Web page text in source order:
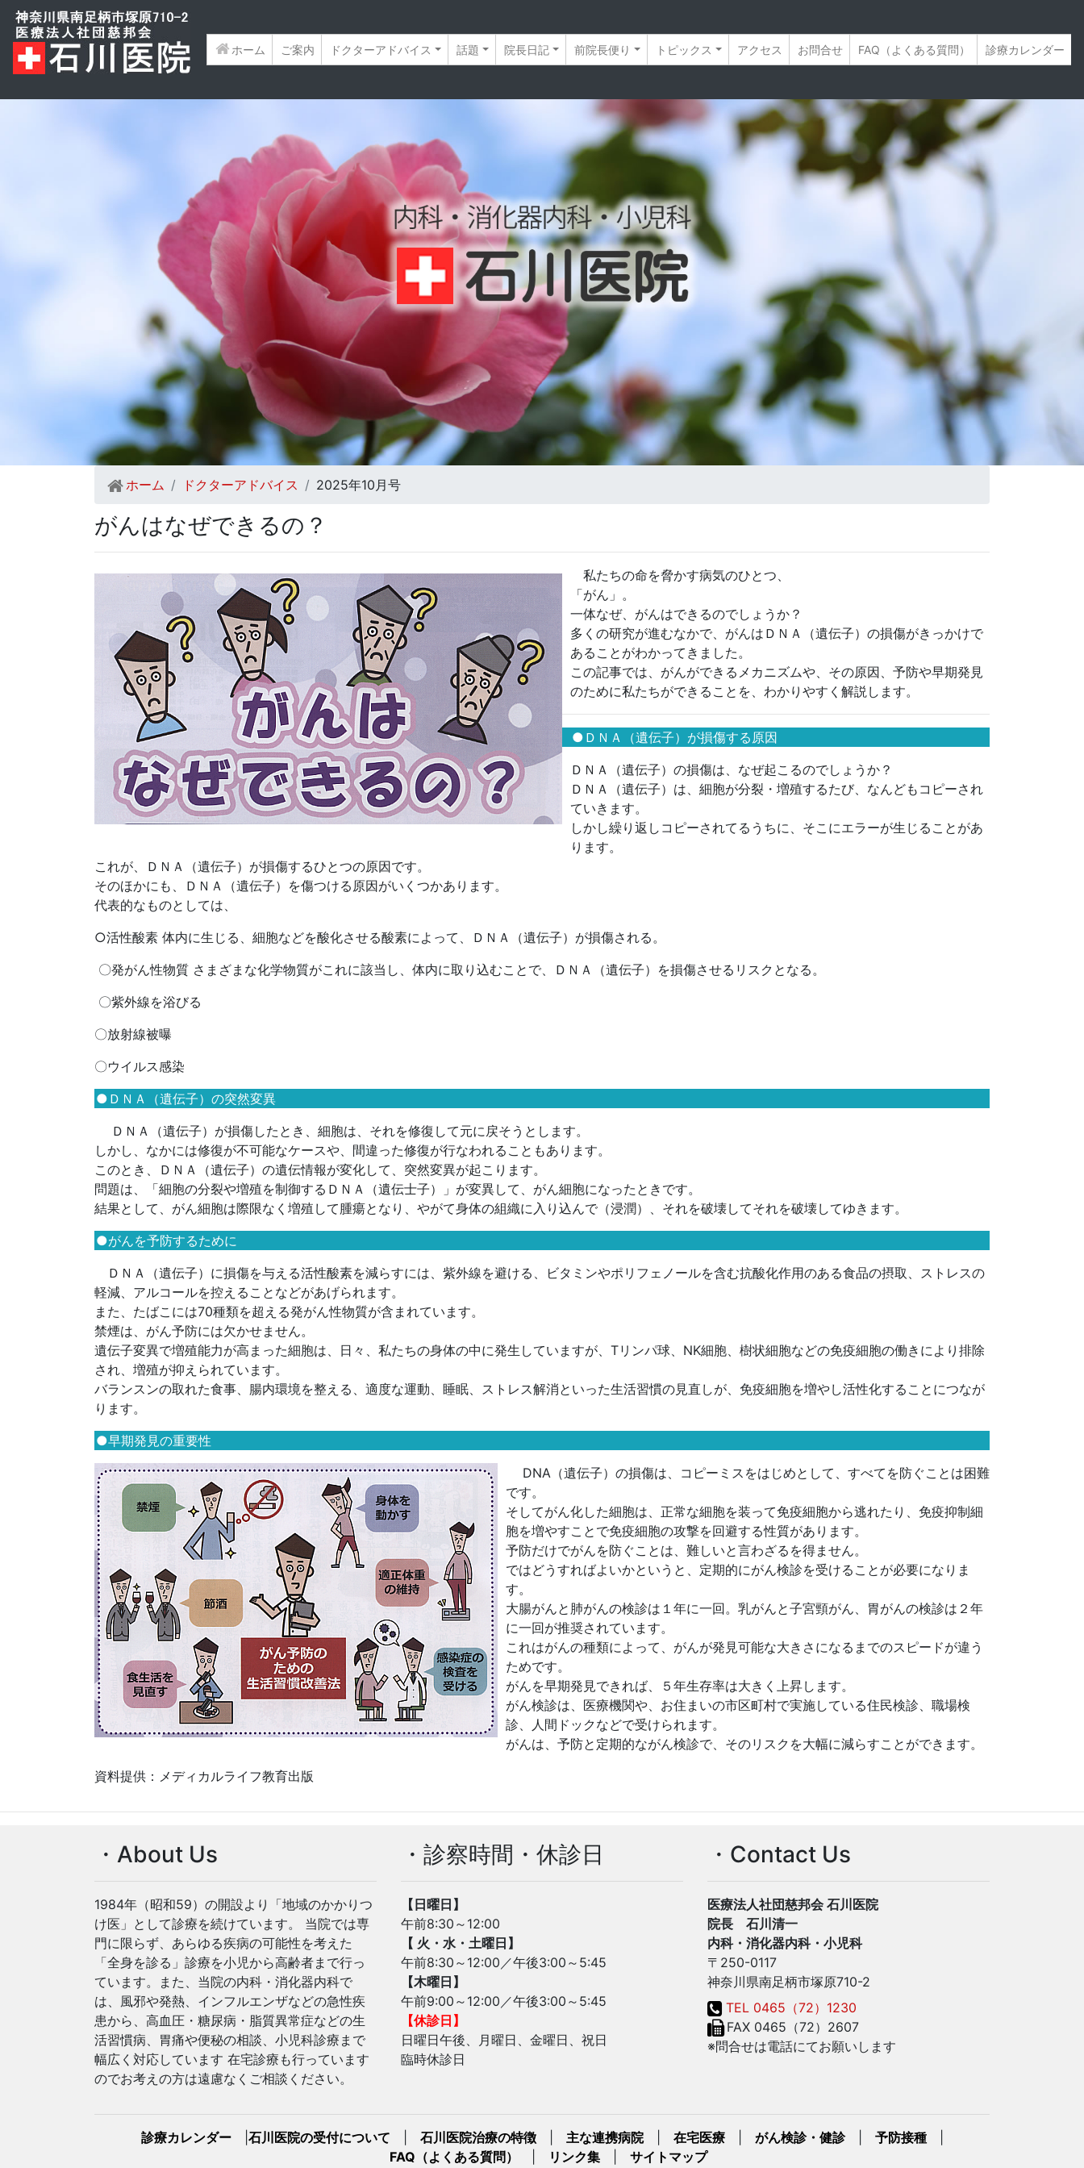
ホーム (current)
ご案内 ドクターアドバイス 話題 院長日記 前院長便り トピックス アクセス お問合せ FAQ（よくある質問） 診療カレンダー
ホーム ドクターアドバイス 2025年10月号
がんはなぜできるの？
私たちの命を脅かす病気のひとつ、
「がん」。
一体なぜ、がんはできるのでしょうか？
多くの研究が進むなかで、がんはＤＮＡ（遺伝子）の損傷がきっかけで
あることがわかってきました。
この記事では、がんができるメカニズムや、その原因、予防や早期発見
のために私たちができることを、わかりやすく解説します。
●ＤＮＡ（遺伝子）が損傷する原因
ＤＮＡ（遺伝子）の損傷は、なぜ起こるのでしょうか？
ＤＮＡ（遺伝子）は、細胞が分裂・増殖するたび、なんどもコピーされ
ていきます。
しかし繰り返しコピーされてるうちに、そこにエラーが生じることがあ
ります。
これが、ＤＮＡ（遺伝子）が損傷するひとつの原因です。
そのほかにも、ＤＮＡ（遺伝子）を傷つける原因がいくつかあります。
代表的なものとしては、
○活性酸素 体内に生じる、細胞などを酸化させる酸素によって、ＤＮＡ（遺伝子）が損傷される。
〇発がん性物質 さまざまな化学物質がこれに該当し、体内に取り込むことで、ＤＮＡ（遺伝子）を損傷させるリスクとなる。
〇紫外線を浴びる
〇放射線被曝
〇ウイルス感染
●ＤＮＡ（遺伝子）の突然変異
ＤＮＡ（遺伝子）が損傷したとき、細胞は、それを修復して元に戻そうとします。
しかし、なかには修復が不可能なケースや、間違った修復が行なわれることもあります。
このとき、ＤＮＡ（遺伝子）の遺伝情報が変化して、突然変異が起こります。
問題は、「細胞の分裂や増殖を制御するＤＮＡ（遺伝士子）」が変異して、がん細胞になったときです。
結果として、がん細胞は際限なく増殖して腫瘍となり、やがて身体の組織に入り込んで（浸潤）、それを破壊してそれを破壊してゆきます。
●がんを予防するために
ＤＮＡ（遺伝子）に損傷を与える活性酸素を減らすには、紫外線を避ける、ビタミンやポリフェノールを含む抗酸化作用のある食品の摂取、ストレスの
軽減、アルコールを控えることなどがあげられます。
また、たばこには70種類を超える発がん性物質が含まれています。
禁煙は、がん予防には欠かせません。
遺伝子変異で増殖能力が高まった細胞は、日々、私たちの身体の中に発生していますが、Tリンパ球、NK細胞、樹状細胞などの免疫細胞の働きにより排除
され、増殖が抑えられています。
バランスンの取れた食事、腸内環境を整える、適度な運動、睡眠、ストレス解消といった生活習慣の見直しが、免疫細胞を増やし活性化することにつなが
ります。
●早期発見の重要性
DNA（遺伝子）の損傷は、コピーミスをはじめとして、すべてを防ぐことは困難
です。
そしてがん化した細胞は、正常な細胞を装って免疫細胞から逃れたり、免疫抑制細
胞を増やすことで免疫細胞の攻撃を回避する性質があります。
予防だけでがんを防ぐことは、難しいと言わざるを得ません。
ではどうすればよいかというと、定期的にがん検診を受けることが必要になりま
す。
大腸がんと肺がんの検診は１年に一回。乳がんと子宮頸がん、胃がんの検診は２年
に一回が推奨されています。
これはがんの種類によって、がんが発見可能な大きさになるまでのスピードが違う
ためです。
がんを早期発見できれば、５年生存率は大きく上昇します。
がん検診は、医療機関や、お住まいの市区町村で実施している住民検診、職場検
診、人間ドックなどで受けられます。
がんは、予防と定期的ながん検診で、そのリスクを大幅に減らすことができます。
資料提供：メディカルライフ教育出版
・About Us
1984年（昭和59）の開設より「地域のかかりつ
け医」として診療を続けています。 当院では専
門に限らず、あらゆる疾病の可能性を考えた
「全身を診る」診療を小児から高齢者まで行っ
ています。また、当院の内科・消化器内科で
は、風邪や発熱、インフルエンザなどの急性疾
患から、高血圧・糖尿病・脂質異常症などの生
活習慣病、胃痛や便秘の相談、小児科診療まで
幅広く対応しています 在宅診療も行っています
のでお考えの方は遠慮なくご相談ください。
・診察時間・休診日
【日曜日】
午前8:30～12:00
【 火・水・土曜日】
午前8:30～12:00／午後3:00～5:45
【木曜日】
午前9:00～12:00／午後3:00～5:45
【休診日】
日曜日午後、月曜日、金曜日、祝日
臨時休診日
・Contact Us
医療法人社団慈邦会 石川医院
院長 石川清一
内科・消化器内科・小児科
〒250-0117
神奈川県南足柄市塚原710-2
TEL 0465（72）1230
FAX 0465（72）2607
※問合せは電話にてお願いします
診療カレンダー| 石川医院の受付について 石川医院治療の特徴| 主な連携病院| 在宅医療| がん検診・健診| 予防接種|
FAQ（よくある質問）
リンク集 サイトマップ